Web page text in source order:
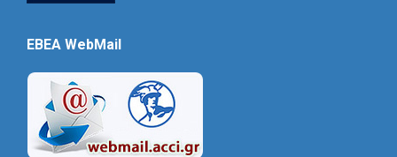
EBEA WebMail